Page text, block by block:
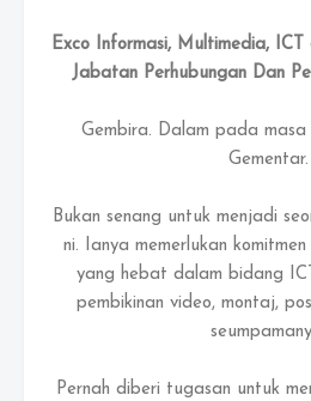
Exco Informasi, Multimedia,
Jabatan Perhubungan Dan
Gembira. Dalam pada
Gementar.
Bukan senang untuk menjadi
ni. Ianya memerlukan
yang hebat dalam bidang
pembikinan video, montaj,
Pernah diberi tugasan untuk